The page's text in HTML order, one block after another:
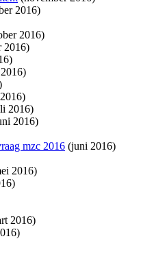
2016)
2016)
2016)
2016)
2016)
mzc 2016 (juni 2016)
2016)
2016)